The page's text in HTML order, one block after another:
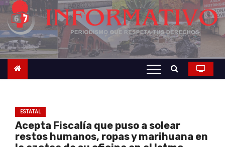
a
c
o
t
ESTATAL
Acepta Fiscalía que puso a solear
restos humanos, ropas y marihuana en